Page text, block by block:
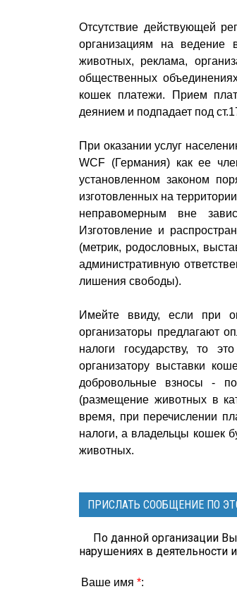
Отсутствие действующей
организациям на ведение
животных, реклама,
общественных
кошек платежи. Прием
деянием и подпадает под
При оказании услуг
WCF (Германия) как ее
установленном законом
изготовленных на
неправомерным вне
Изготовление и
(метрик, родословных,
административную
лишения свободы).
Имейте ввиду, если при
организаторы предлагают
налоги государству, то
организатору выставки
добровольные взносы - по
(размещение животных в
время, при перечислении
налоги, а владельцы кошек
животных.
ПРИСЛАТЬ СООБЩЕНИЕ ПО
По данной организации
нарушениях в
Ваше имя *: